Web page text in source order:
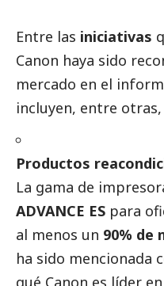
Entre las iniciativas
Canon haya sido
mercado en el
incluyen, entre
Productos
La gama de
ADVANCE ES para
al menos un 90% de
ha sido mencionada